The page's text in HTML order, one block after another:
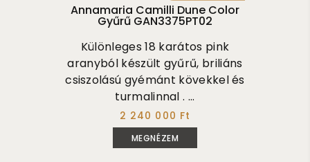
Annamaria Camilli Dune Color
Gyűrű GAN3375PT02
Különleges 18 karátos pink
aranyból készült gyűrű, briliáns
csiszolású gyémánt kövekkel és
turmalinnal . ...
2 240 000 Ft
MEGNÉZEM